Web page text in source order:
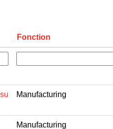
Fonction
Manufacturing
Manufacturing